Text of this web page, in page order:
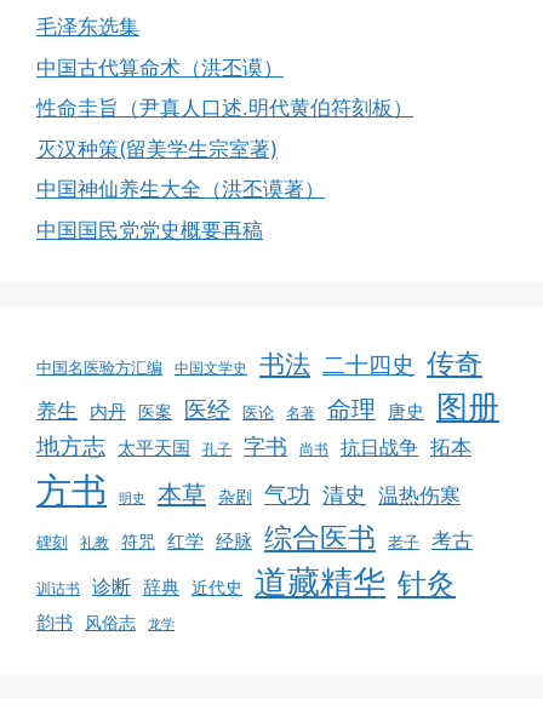
毛泽东选集
中国古代算命术（洪丕谟）
性命圭旨（尹真人口述.明代黄伯符刻板）
灭汉种策(留美学生宗室著)
中国神仙养生大全（洪丕谟著）
中国国民党党史概要再稿
中国名医验方汇编 中国文学史 书法 二十四史 传奇
养生 内丹 医案 医经 医论 名著 命理 唐史 图册
地方志 太平天国 孔子 字书 尚书 抗日战争 拓本
方书 明史 本草 杂剧 气功 清史 温热伤寒
碑刻 礼教 符咒 红学 经脉 综合医书 老子 考古
训诂书 诊断 辞典 近代史 道藏精华 针灸
韵书 风俗志 龙学